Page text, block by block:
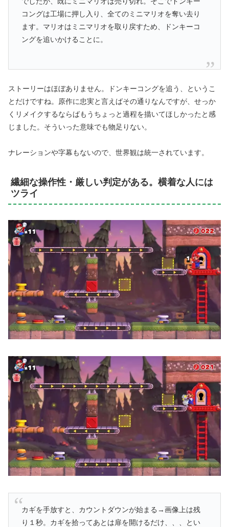
コングは工場に押し入り、全てのミニマリオを奪い去り
ます。マリオはミニマリオを取り戻すため、ドンキーコ
ングを追いかけることに。
ストーリーはほぼありません。ドンキーコングを追う、というこ
とだけですね。原作に忠実と言えばその通りなんですが、せっか
くリメイクするならばもうちょっと過程を描いてほしかったと感
じました。そういった意味でも物足りない。
ナレーションや字幕もないので、世界観は統一されています。
繊細な操作性・厳しい判定がある。横着な人には
ツライ
カギを手放すと、カウントダウンが始まる→画像上は残
り１秒。カギを拾ってあとは扉を開けるだけ、、、とい